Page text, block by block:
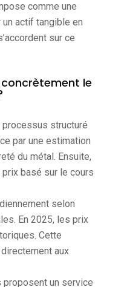
comme une
actif tangible en
sur ce
le
processus structuré
par une estimation
du métal. Ensuite,
basé sur le cours
selon
En 2025, les prix
Cette
aux
proposent un service